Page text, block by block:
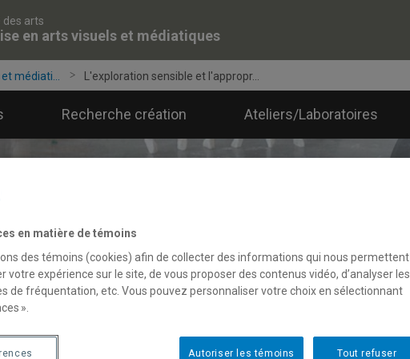
des arts
en arts visuels et médiatiques
médiati... L'exploration sensible et l'appropr...
Recherche création Ateliers/Laboratoires
en matière de témoins
des témoins (cookies) afin de collecter des informations qui nous permettent
votre expérience sur le site, de vous proposer des contenus vidéo, d’analyser les
de fréquentation, etc. Vous pouvez personnaliser votre choix en sélectionnant
».
Tout refuser
Autoriser les témoins